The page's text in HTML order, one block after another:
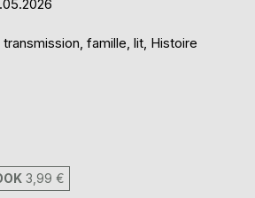
famille, lit, Histoire
3,99 €